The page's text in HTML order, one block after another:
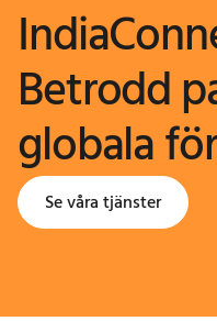
Betrodd
globala
Se våra tjänster